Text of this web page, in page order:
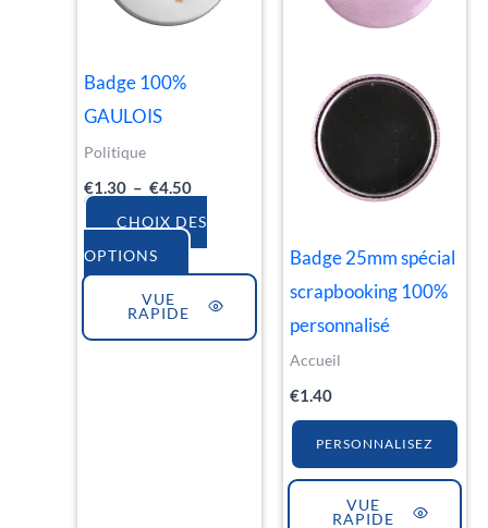
Badge 100%
GAULOIS
Politique
€1.30 – €4.50
CHOIX DES
OPTIONS
variations.
choisies
sur
VUE
RAPIDE
Badge 25mm spécial
scrapbooking 100%
personnalisé
Accueil
€1.40
PERSONNALISEZ
VUE
RAPIDE